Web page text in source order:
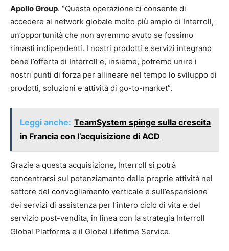
Apollo Group. “Questa operazione ci consente di
accedere al network globale molto più ampio di Interroll,
un’opportunità che non avremmo avuto se fossimo
rimasti indipendenti. I nostri prodotti e servizi integrano
bene l’offerta di Interroll e, insieme, potremo unire i
nostri punti di forza per allineare nel tempo lo sviluppo di
prodotti, soluzioni e attività di go-to-market”.
Leggi anche: TeamSystem spinge sulla crescita
in Francia con l’acquisizione di ACD
Grazie a questa acquisizione, Interroll si potrà
concentrarsi sul potenziamento delle proprie attività nel
settore del convogliamento verticale e sull’espansione
dei servizi di assistenza per l’intero ciclo di vita e del
servizio post-vendita, in linea con la strategia Interroll
Global Platforms e il Global Lifetime Service.